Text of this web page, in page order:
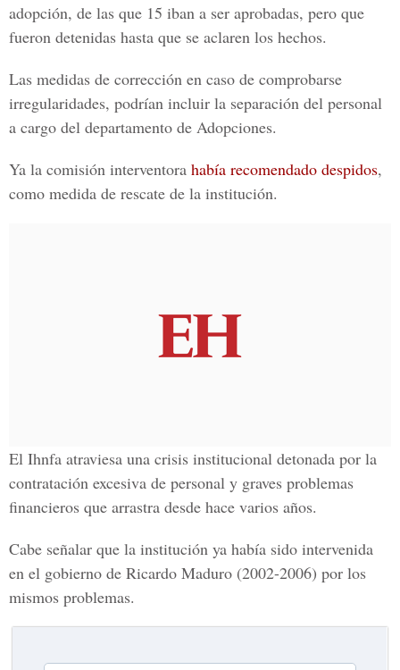
adopción, de las que 15 iban a ser aprobadas, pero que
fueron detenidas hasta que se aclaren los hechos.
Las medidas de corrección en caso de comprobarse
irregularidades, podrían incluir la separación del personal
a cargo del departamento de Adopciones.
Ya la comisión interventora había recomendado despidos,
como medida de rescate de la institución.
El Ihnfa atraviesa una crisis institucional detonada por la
contratación excesiva de personal y graves problemas
financieros que arrastra desde hace varios años.
Cabe señalar que la institución ya había sido intervenida
en el gobierno de Ricardo Maduro (2002-2006) por los
mismos problemas.